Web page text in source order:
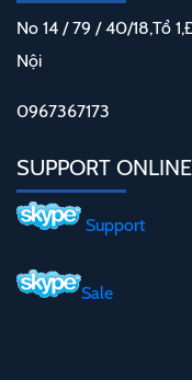
No 14 / 79 / 40/18,Tổ
Nội
0967367173
SUPPORT ONLINE
Support
Sale